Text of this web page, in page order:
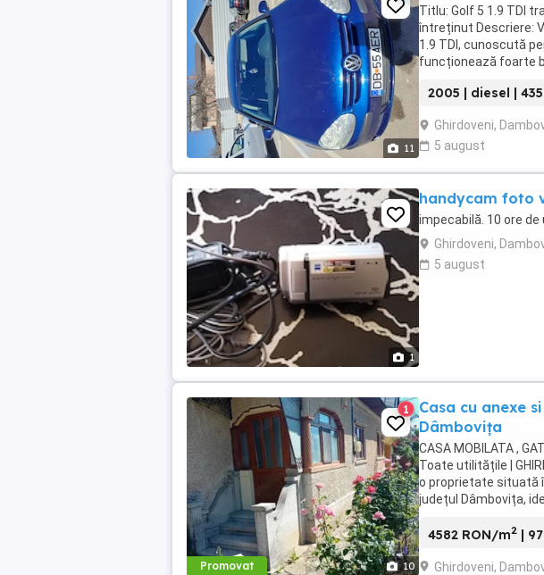
11
Titlu: Golf 5 1.9 TDI
întreținut Descriere:
1.9 TDI, cunoscută
funcționează foarte
2005 | diesel |
Ghirdoveni,
5 august
1
handycam foto
impecabilă. 10 ore de
Ghirdoveni,
5 august
Promovat 10
1
Casa cu anexe
Dâmbovița
CASA MOBILATA ,
Toate utilitățile |
o proprietate situată
județul Dâmbovița,
4582 RON/m2 |
Ghirdoveni,